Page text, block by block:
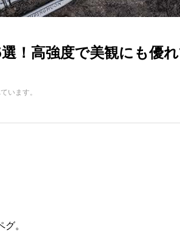
！高強度で美観にも優
います。
。